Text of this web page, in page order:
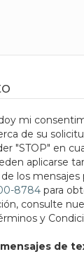
mi
de su
"STOP" en
aplicarse
los mensajes
8784 para
consulte
y
de